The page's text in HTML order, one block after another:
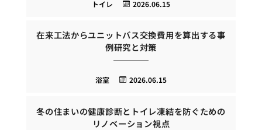
2026.06.15
トイレ
在来工法からユニットバス交換費用を算出する事
例研究と対策
2026.06.15
浴室
冬の住まいの健康診断とトイレ凍結を防ぐための
リノベーション視点